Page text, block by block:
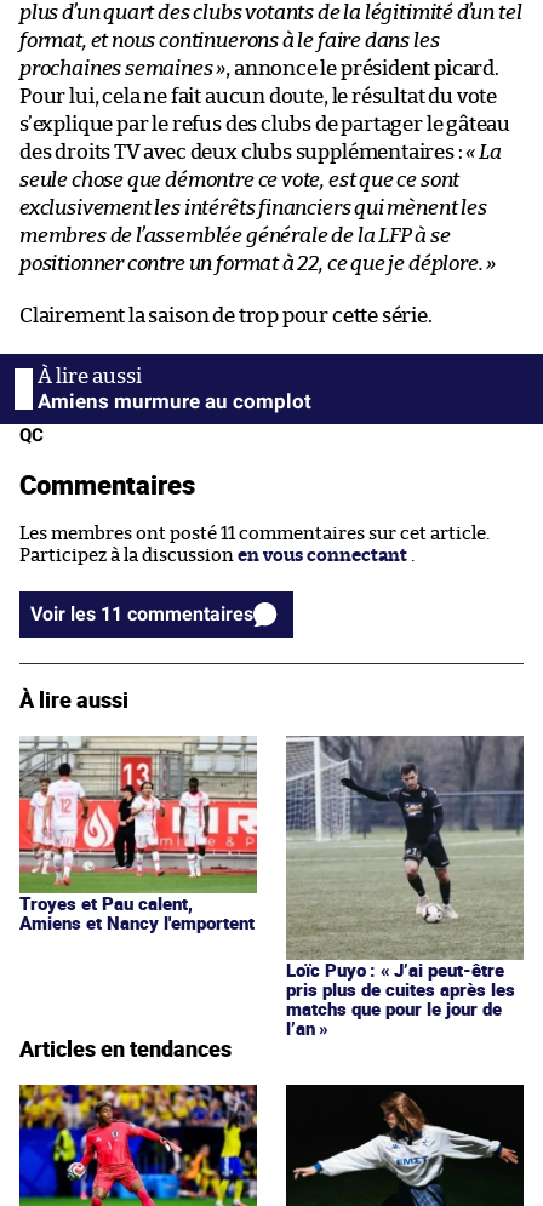
plus d’un quart des clubs votants de la légitimité d’un tel
format, et nous continuerons à le faire dans les
prochaines semaines », annonce le président picard.
Pour lui, cela ne fait aucun doute, le résultat du vote
s’explique par le refus des clubs de partager le gâteau
des droits TV avec deux clubs supplémentaires :« La
seule chose que démontre ce vote, est que ce sont
exclusivement les intérêts financiers qui mènent les
membres de l’assemblée générale de la LFP à se
positionner contre un format à 22, ce que je déplore. »
Clairement la saison de trop pour cette série.
Amiens murmure au complot
QC
Commentaires
Les membres ont posté 11 commentaires sur cet article.
Participez à la discussion en vous connectant
Voir les 11 commentaires
À lire aussi
Troyes et Pau calent,
Amiens et Nancy l'emportent
Loïc Puyo : « J’ai peut-être
pris plus de cuites après les
matchs que pour le jour de
l’an »
Articles en tendances